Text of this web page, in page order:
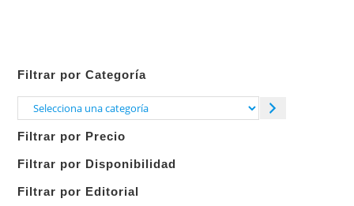
Filtrar por Categoría
Selecciona
categoría
Filtrar por Precio
Filtrar por Disponibilidad
Filtrar por Editorial